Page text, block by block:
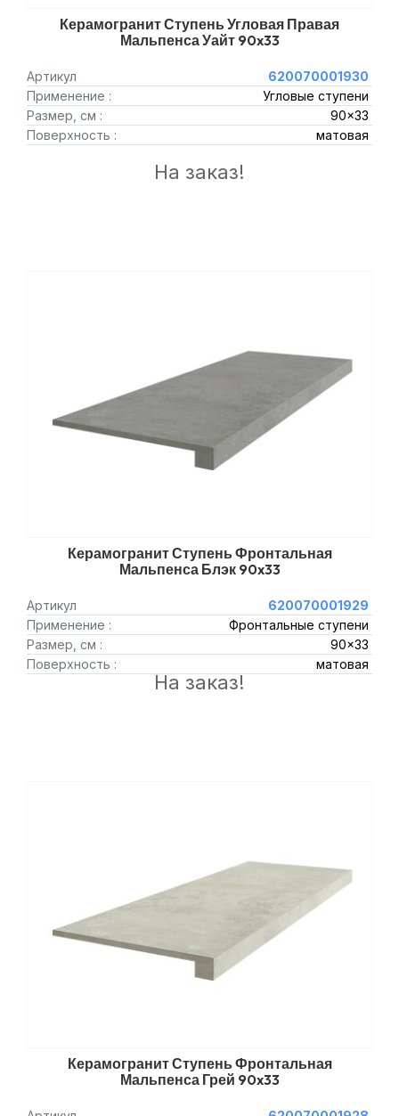
Керамогранит Ступень Угловая Правая
Мальпенса Уайт 90x33
Артикул
620070001930
Применение :
Угловые ступени
Размер, см :
90x33
Поверхность :
матовая
На заказ!
Керамогранит Ступень Фронтальная
Мальпенса Блэк 90x33
Артикул
620070001929
Применение :
Фронтальные ступени
Размер, см :
90x33
Поверхность :
матовая
На заказ!
Керамогранит Ступень Фронтальная
Мальпенса Грей 90x33